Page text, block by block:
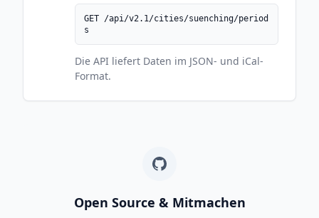
GET /api/v2.1/cities/suenching/period
s
Die API liefert Daten im JSON- und iCal-
Format.
Open Source & Mitmachen